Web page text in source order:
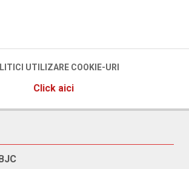
UTILIZARE COOKIE-URI
Click aici